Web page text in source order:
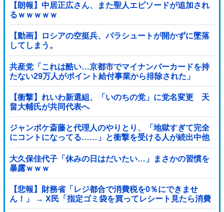
【朗報】中居正広さん、また聖人エピソードが追加され
るｗｗｗｗｗ
【動画】ロシアの空挺兵、パラシュートが開かずに墜落
してしまう。
共産党「これは酷い…京都市でマイナンバーカードを持
たない29万人がポイント給付事業から排除された」
【衝撃】れいわ新選組、「いのちの党」に党名変更 天
畠大輔氏が共同代表へ
ジャンポケ斎藤と代理人のやりとり、「地獄すぎて完全
にコントになってる……」と衝撃を受ける人が続出中他
大久保佳代子「休みの日はだいたい…」まさかの習慣を
暴露ｗｗｗ
【悲報】財務省「レジ都合で消費税を0％にできませ
ん！」 → X民「指定ゴミ袋を買ってレシート見たら消費
税はゼロになるんだけど？」ｗｗｗｗｗｗｗｗｗｗｗｗ